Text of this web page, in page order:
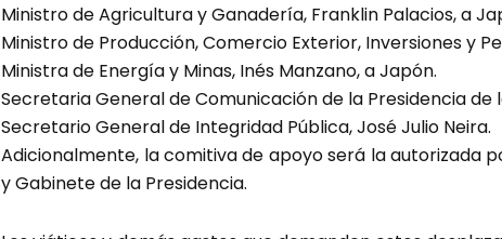
Ministro de Agricultura y Ganadería, Franklin Palacios, a
Ministro de Producción, Comercio Exterior, Inversiones y
Ministra de Energía y Minas, Inés Manzano, a Japón.
Secretaria General de Comunicación de la Presidencia de
Secretario General de Integridad Pública, José Julio Neira.
Adicionalmente, la comitiva de apoyo será la autorizada
y Gabinete de la Presidencia.